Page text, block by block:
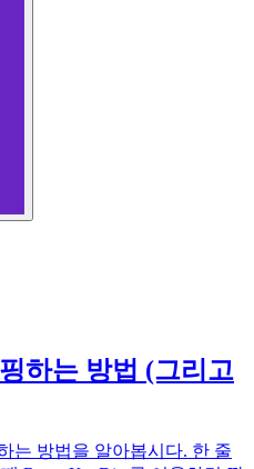
하는 방법 (그리고
는 방법을 알아봅시다. 한 줄